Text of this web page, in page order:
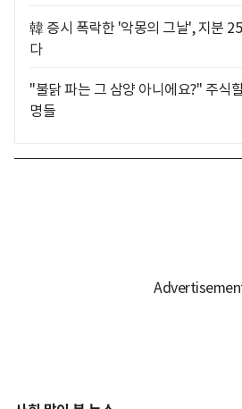
韓 증시 폭락한 '악몽의 그날', 지분
다
"불닭 파는 그 삼양 아니에요?" 주식
명들